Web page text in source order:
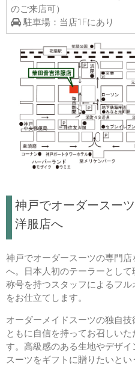
のご来店可）
駐車場：当店1Fにあり
神戸でオーダースー
洋服店へ
神戸でオーダースーツの専門
へ。日本人初のテーラーとし
称号を持つスタッフによるフ
をお仕立てします。
オーダーメイドスーツの独自
ともに自信を持ってお召しい
す。高級感のある生地やデザ
スーツをギフトに贈りたいと